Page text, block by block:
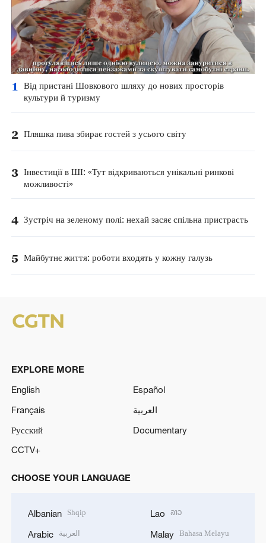
1
Від пристані Шовкового шляху до нових просторів
культури й туризму
2 Пляшка пива збирає гостей з усього світу
3 Інвестиції в ШІ: «Тут відкриваються унікальні ринкові
можливості»
4 Зустріч на зеленому полі: нехай засяє спільна пристрасть
5 Майбутнє життя: роботи входять у кожну галузь
EXPLORE MORE
English
Español
Français
العربية
Русский
Documentary
CCTV+
CHOOSE YOUR LANGUAGE
Albanian Shqip
Arabic العربية
Lao ລາວ
Malay Bahasa Melayu